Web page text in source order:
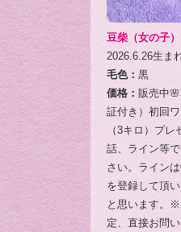
豆柴（女の子）
2026.6.26生ま
毛色： 黒
価格： 販売中
証付き）初回
（3キロ）プ
話、ライン等
さい。ライン
を登録して頂
と思います。
定、直接お問